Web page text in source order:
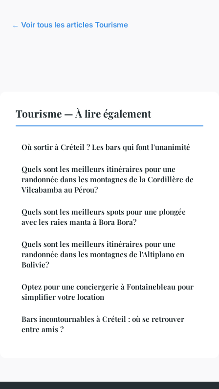
← Voir tous les articles Tourisme
Tourisme — À lire également
Où sortir à Créteil ? Les bars qui font l'unanimité
Quels sont les meilleurs itinéraires pour une
randonnée dans les montagnes de la Cordillère de
Vilcabamba au Pérou?
Quels sont les meilleurs spots pour une plongée
avec les raies manta à Bora Bora?
Quels sont les meilleurs itinéraires pour une
randonnée dans les montagnes de l'Altiplano en
Bolivie?
Optez pour une conciergerie à Fontainebleau pour
simplifier votre location
Bars incontournables à Créteil : où se retrouver
entre amis ?